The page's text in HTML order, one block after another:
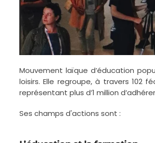
Mouvement laïque d’éducation
loisirs. Elle regroupe, à travers 102
représentant plus d’1 million
Ses champs d'actions sont :